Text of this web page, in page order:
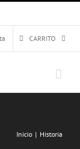
CARRITO
Inicio Historia